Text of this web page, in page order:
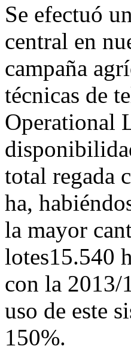
Se efectuó
central en
campaña
técnicas de
Operational
total regada
ha,
la mayor
lotes15.540
con la 2013/
uso de este
150%.